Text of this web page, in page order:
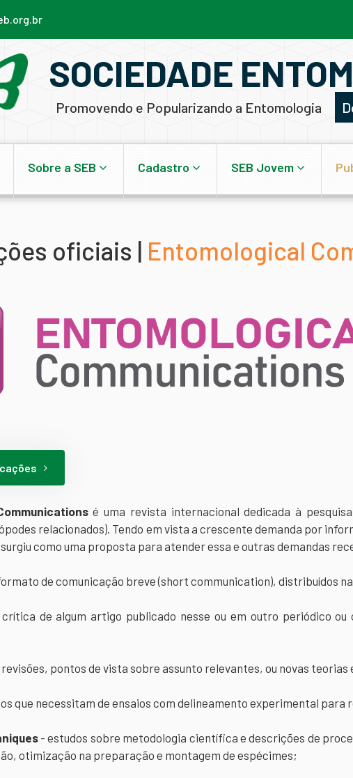
SOCIEDADE
Promovendo e Popularizando a Entomologia
Sobre a SEB Cadastro SEB Jovem
oficiais | Entomological
é uma revista internacional dedicada à
relacionados). Tendo em vista a crescente demanda por
como uma proposta para atender essa e outras demandas
de comunicação breve (short communication), distribuídos
de algum artigo publicado nesse ou em outro periódico
pontos de vista sobre assunto relevantes, ou novas teorias
que necessitam de ensaios com delineamento experimental para
- estudos sobre metodologia científica e descrições de
otimização na preparação e montagem de espécimes;